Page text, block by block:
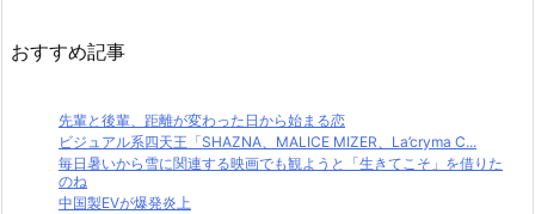
おすすめ記事
先輩と後輩、距離が変わった日から始まる恋
ビジュアル系四天王「SHAZNA、MALICE MIZER、La’cryma C...
毎日暑いから雪に関連する映画でも観ようと「生きてこそ」を借りた
のね
中国製EVが爆発炎上